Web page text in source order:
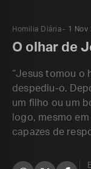
Homilia Diária 1 Nov
O olhar de
“Jesus tomou o
despediu-o.
um filho ou um
logo, mesmo
capazes de